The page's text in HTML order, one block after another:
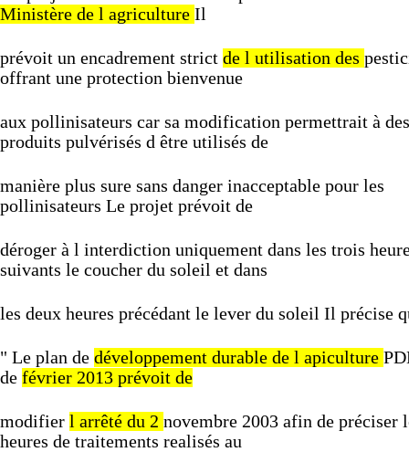
Ministère de l agriculture Il
prévoit un encadrement strict de l utilisation des
offrant une protection bienvenue
aux pollinisateurs car sa modification permettrait à des
produits pulvérisés d être utilisés de
manière plus sure sans danger inacceptable pour les
pollinisateurs Le projet prévoit de
déroger à l interdiction uniquement dans les trois
suivants le coucher du soleil et dans
les deux heures précédant le lever du soleil Il précise
" Le plan de développement durable de l apiculture
de février 2013 prévoit de
modifier l arrêté du 2 novembre 2003 afin de préciser
heures de traitements realisés au